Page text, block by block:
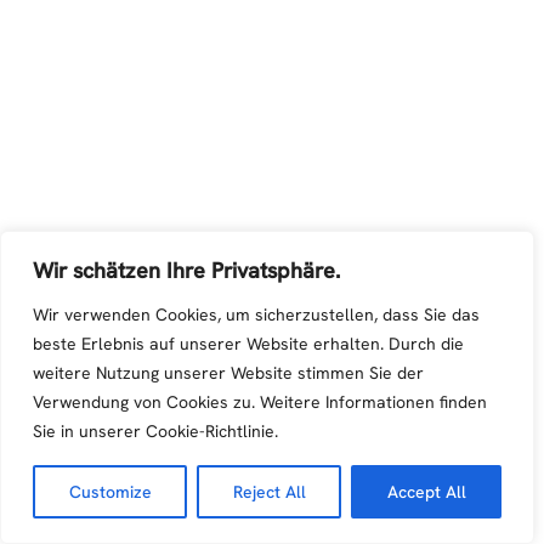
Wir schätzen Ihre Privatsphäre.
Wir verwenden Cookies, um sicherzustellen, dass Sie das
beste Erlebnis auf unserer Website erhalten. Durch die
weitere Nutzung unserer Website stimmen Sie der
Verwendung von Cookies zu. Weitere Informationen finden
Sie in unserer Cookie-Richtlinie.
Customize Reject All Accept All